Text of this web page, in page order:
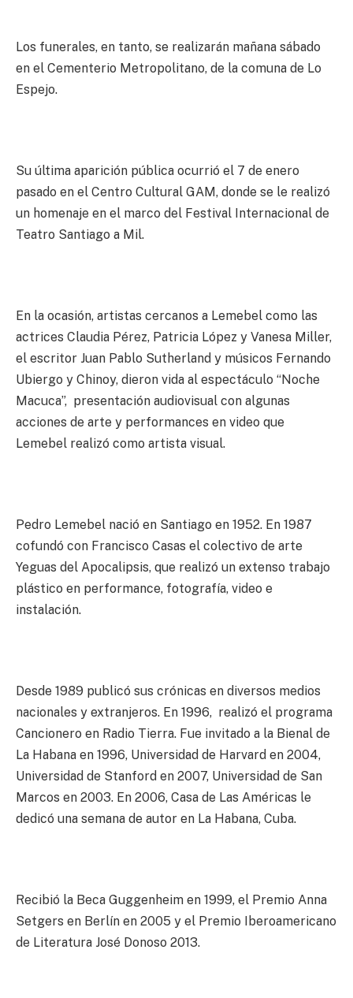
Los funerales, en tanto, se realizarán mañana sábado
en el Cementerio Metropolitano, de la comuna de Lo
Espejo.
Su última aparición pública ocurrió el 7 de enero
pasado en el Centro Cultural GAM, donde se le realizó
un homenaje en el marco del Festival Internacional de
Teatro Santiago a Mil.
En la ocasión, artistas cercanos a Lemebel como las
actrices Claudia Pérez, Patricia López y Vanesa Miller,
el escritor Juan Pablo Sutherland y músicos Fernando
Ubiergo y Chinoy, dieron vida al espectáculo “Noche
Macuca”, presentación audiovisual con algunas
acciones de arte y performances en video que
Lemebel realizó como artista visual.
Pedro Lemebel nació en Santiago en 1952. En 1987
cofundó con Francisco Casas el colectivo de arte
Yeguas del Apocalipsis, que realizó un extenso trabajo
plástico en performance, fotografía, video e
instalación.
Desde 1989 publicó sus crónicas en diversos medios
nacionales y extranjeros. En 1996, realizó el programa
Cancionero en Radio Tierra. Fue invitado a la Bienal de
La Habana en 1996, Universidad de Harvard en 2004,
Universidad de Stanford en 2007, Universidad de San
Marcos en 2003. En 2006, Casa de Las Américas le
dedicó una semana de autor en La Habana, Cuba.
Recibió la Beca Guggenheim en 1999, el Premio Anna
Setgers en Berlín en 2005 y el Premio Iberoamericano
de Literatura José Donoso 2013.